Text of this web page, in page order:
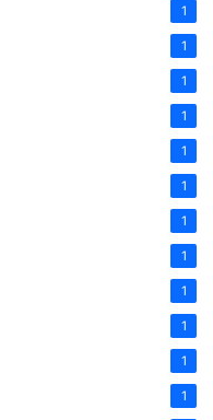
1
1
1
1
1
1
1
1
1
1
1
1